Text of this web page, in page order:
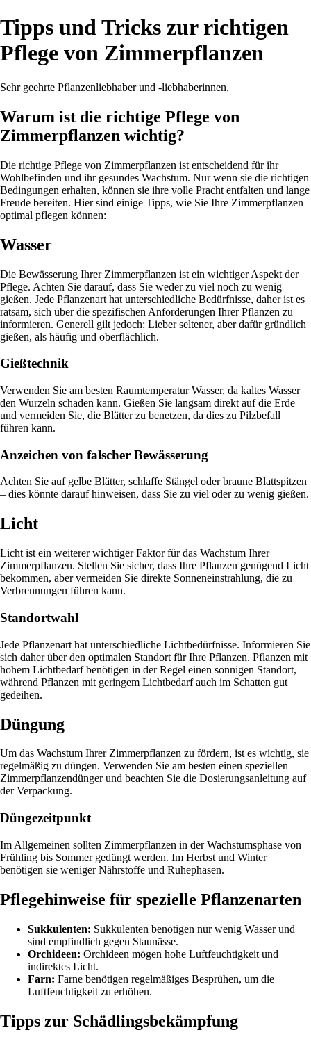
Tipps und Tricks zur richtigen
Pflege von Zimmerpflanzen
Sehr geehrte Pflanzenliebhaber und -liebhaberinnen,
Warum ist die richtige Pflege von
Zimmerpflanzen wichtig?
Die richtige Pflege von Zimmerpflanzen ist entscheidend für ihr
Wohlbefinden und ihr gesundes Wachstum. Nur wenn sie die richtigen
Bedingungen erhalten, können sie ihre volle Pracht entfalten und lange
Freude bereiten. Hier sind einige Tipps, wie Sie Ihre Zimmerpflanzen
optimal pflegen können:
Wasser
Die Bewässerung Ihrer Zimmerpflanzen ist ein wichtiger Aspekt der
Pflege. Achten Sie darauf, dass Sie weder zu viel noch zu wenig
gießen. Jede Pflanzenart hat unterschiedliche Bedürfnisse, daher ist es
ratsam, sich über die spezifischen Anforderungen Ihrer Pflanzen zu
informieren. Generell gilt jedoch: Lieber seltener, aber dafür gründlich
gießen, als häufig und oberflächlich.
Gießtechnik
Verwenden Sie am besten Raumtemperatur Wasser, da kaltes Wasser
den Wurzeln schaden kann. Gießen Sie langsam direkt auf die Erde
und vermeiden Sie, die Blätter zu benetzen, da dies zu Pilzbefall
führen kann.
Anzeichen von falscher Bewässerung
Achten Sie auf gelbe Blätter, schlaffe Stängel oder braune Blattspitzen
– dies könnte darauf hinweisen, dass Sie zu viel oder zu wenig gießen.
Licht
Licht ist ein weiterer wichtiger Faktor für das Wachstum Ihrer
Zimmerpflanzen. Stellen Sie sicher, dass Ihre Pflanzen genügend Licht
bekommen, aber vermeiden Sie direkte Sonneneinstrahlung, die zu
Verbrennungen führen kann.
Standortwahl
Jede Pflanzenart hat unterschiedliche Lichtbedürfnisse. Informieren Sie
sich daher über den optimalen Standort für Ihre Pflanzen. Pflanzen mit
hohem Lichtbedarf benötigen in der Regel einen sonnigen Standort,
während Pflanzen mit geringem Lichtbedarf auch im Schatten gut
gedeihen.
Düngung
Um das Wachstum Ihrer Zimmerpflanzen zu fördern, ist es wichtig, sie
regelmäßig zu düngen. Verwenden Sie am besten einen speziellen
Zimmerpflanzendünger und beachten Sie die Dosierungsanleitung auf
der Verpackung.
Düngezeitpunkt
Im Allgemeinen sollten Zimmerpflanzen in der Wachstumsphase von
Frühling bis Sommer gedüngt werden. Im Herbst und Winter
benötigen sie weniger Nährstoffe und Ruhephasen.
Pflegehinweise für spezielle Pflanzenarten
Sukkulenten: Sukkulenten benötigen nur wenig Wasser und
sind empfindlich gegen Staunässe.
Orchideen: Orchideen mögen hohe Luftfeuchtigkeit und
indirektes Licht.
Farn: Farne benötigen regelmäßiges Besprühen, um die
Luftfeuchtigkeit zu erhöhen.
Tipps zur Schädlingsbekämpfung